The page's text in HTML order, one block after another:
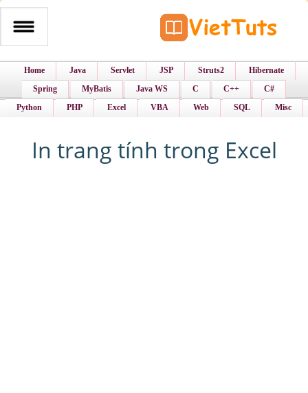
Home Java Servlet JSP Struts2
Hibernate
Spring
MyBatis Java WS C C++
C#
Python
PHP Excel VBA Web SQL Misc
In trang tính trong Excel